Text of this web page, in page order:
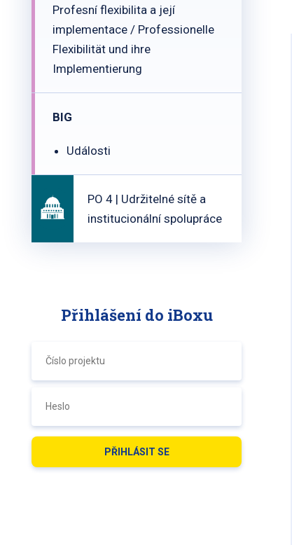
Profesní flexibilita a její
implementace / Professionelle
Flexibilität und ihre
Implementierung
BIG
Události
PO 4 | Udržitelné sítě a
institucionální spolupráce
Přihlášení do iBoxu